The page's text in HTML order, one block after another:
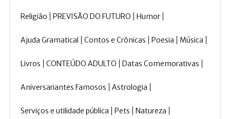
Religião PREVISÃO DO FUTURO Humor
Ajuda Gramatical Contos e Crônicas Poesia Música
Livros CONTEÚDO ADULTO Datas Comemorativas
Aniversariantes Famosos Astrologia
Serviços e utilidade pública Pets Natureza